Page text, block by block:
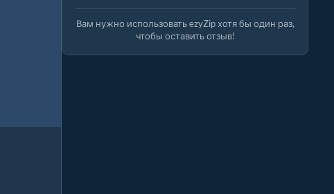
Вам нужно использовать ezyZip хотя бы один раз,
чтобы оставить отзыв!